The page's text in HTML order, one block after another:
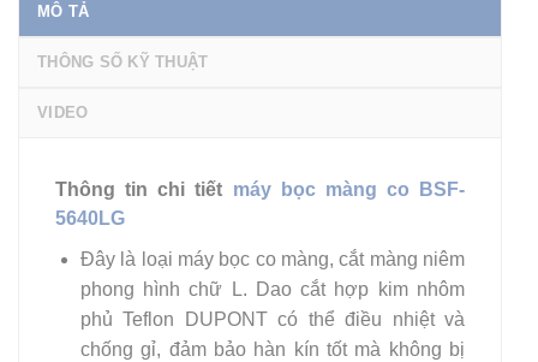
MÔ TẢ
THÔNG SỐ KỸ THUẬT
VIDEO
Thông tin chi tiết máy bọc màng co BSF-
5640LG
Đây là loại máy bọc co màng, cắt màng niêm
phong hình chữ L. Dao cắt hợp kim nhôm
phủ Teflon DUPONT có thể điều nhiệt và
chống gỉ, đảm bảo hàn kín tốt mà không bị